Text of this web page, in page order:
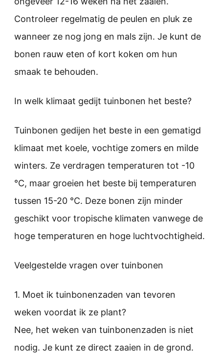
Controleer regelmatig de peulen en pluk ze
wanneer ze nog jong en mals zijn. Je kunt de
bonen rauw eten of kort koken om hun
smaak te behouden.
In welk klimaat gedijt tuinbonen het beste?
Tuinbonen gedijen het beste in een gematigd
klimaat met koele, vochtige zomers en milde
winters. Ze verdragen temperaturen tot -10
°C, maar groeien het beste bij temperaturen
tussen 15-20 °C. Deze bonen zijn minder
geschikt voor tropische klimaten vanwege de
hoge temperaturen en hoge luchtvochtigheid.
Veelgestelde vragen over tuinbonen
1. Moet ik tuinbonenzaden van tevoren
weken voordat ik ze plant?
Nee, het weken van tuinbonenzaden is niet
nodig. Je kunt ze direct zaaien in de grond.